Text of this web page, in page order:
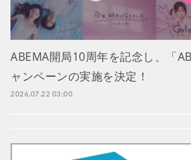
ABEMA開局10周年を記念し、「
ャンペーンの実施を決定！
2026.07.22 03:00